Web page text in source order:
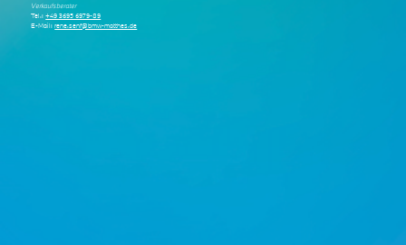
Verkaufsberater
Tel.:+49 3695 6979-89
E-Mail:rene.senf@bmw-matthes.de